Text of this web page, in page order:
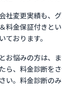
社変更実績も、
料金保証付きと
ております。
お悩みの方は、
ら、料金診断を
い。料金診断の